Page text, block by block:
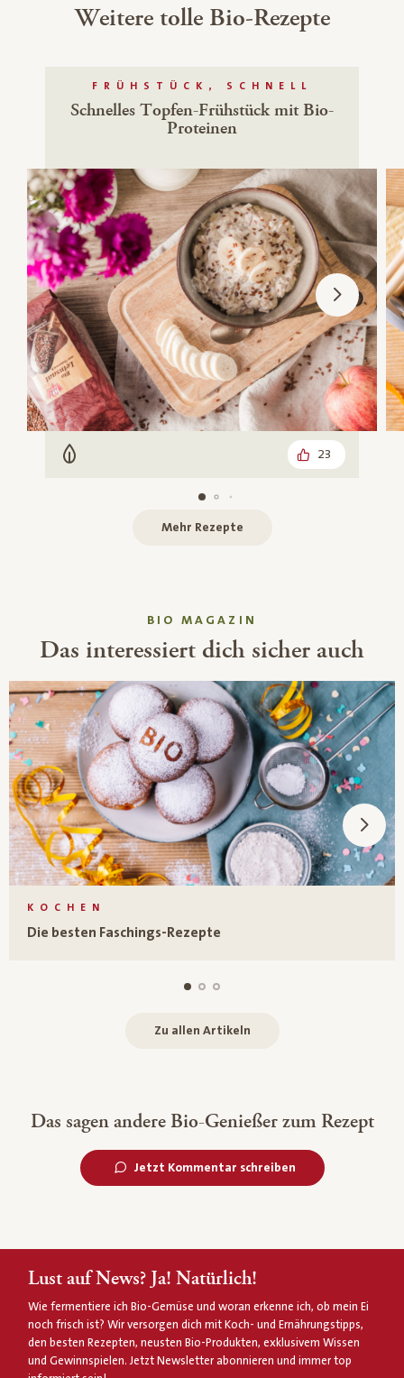
Weitere tolle Bio-Rezepte
FRÜHSTÜCK, SCHNELL
Schnelles Topfen-Frühstück mit Bio-
Proteinen
Vegetarisch 23
Mehr Rezepte
BIO MAGAZIN
Das interessiert dich sicher auch
KOCHEN
Die besten Faschings-Rezepte
Zu allen Artikeln
Das sagen andere Bio-Genießer zum Rezept
Jetzt Kommentar schreiben
Lust auf News? Ja! Natürlich!
Wie fermentiere ich Bio-Gemüse und woran erkenne ich, ob mein Ei
noch frisch ist? Wir versorgen dich mit Koch- und Ernährungstipps,
den besten Rezepten, neusten Bio-Produkten, exklusivem Wissen
und Gewinnspielen. Jetzt Newsletter abonnieren und immer top